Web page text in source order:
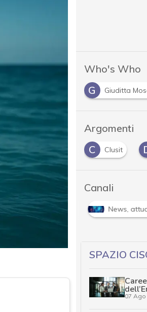
Who's Who
G
Giuditta
Argomenti
C Clusit D dark web
Canali
Attacchi
SPAZIO
07 Ago